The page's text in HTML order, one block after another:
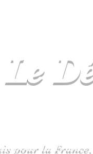
Le
pour la